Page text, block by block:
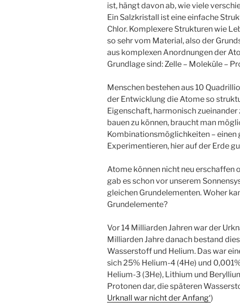
ist, hängt davon ab, wie viele
Ein Salzkristall ist eine einfache
Chlor. Komplexere Strukturen wie
so sehr vom Material, also der
aus komplexen Anordnungen der
Grundlage sind: Zelle – Moleküle –
Menschen bestehen aus 10
der Entwicklung die Atome so
Eigenschaft, harmonisch
bauen zu können, braucht man
Kombinationsmöglichkeiten – einen
Experimentieren, hier auf der Erde
Atome können nicht neu erschaffen
gab es schon vor unserem
gleichen Grundelementen. Woher
Grundelemente?
Vor 14 Milliarden Jahren war der
Milliarden Jahre danach bestand
Wasserstoff und Helium. Das war
sich 25% Helium-4 (4He) und
Helium-3 (3He), Lithium und
Protonen dar, die späteren
Urknall war nicht der Anfang‘)